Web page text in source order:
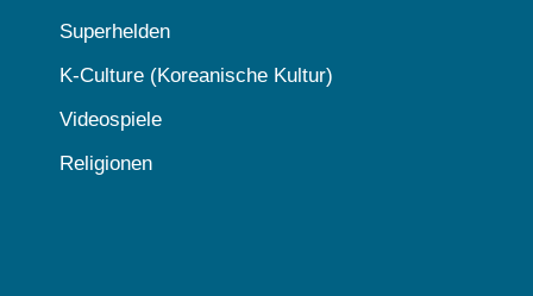
Superhelden
K-Culture (Koreanische Kultur)
Videospiele
Religionen